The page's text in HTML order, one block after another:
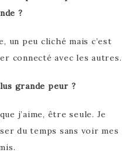
?
un peu cliché mais c’est
connecté avec les autres.
grande peur ?
j’aime, être seule. Je
du temps sans voir mes